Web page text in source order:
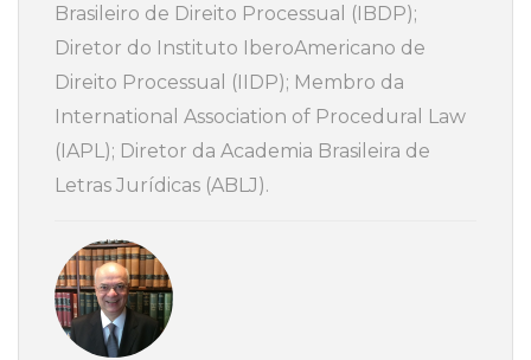
Brasileiro de Direito Processual (IBDP);
Diretor do Instituto IberoAmericano de
Direito Processual (IIDP); Membro da
International Association of Procedural Law
(IAPL); Diretor da Academia Brasileira de
Letras Jurídicas (ABLJ).